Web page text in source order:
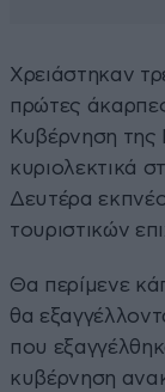
Χρειάστηκαν
πρώτες
Κυβέρνηση
κυριολεκτικά
Δευτέρα
τουριστικών
Θα περίμενε
θα
που
κυβέρνηση